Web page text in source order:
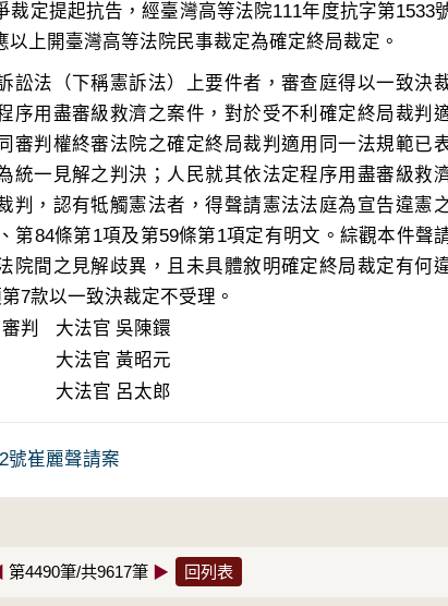
裁定提起抗告，經臺灣高等法院111年度抗字第1533
訟法（下稱憲訴法）上要件者，審查庭得以一致決
序用盡審級救濟之案件，對於受不利確定終局裁判
審判權終審法院之確定終局裁判適用同一法規範已
統一見解之判決；人民就其依法定程序用盡審級救
判，認有牴觸憲法者，得聲請憲法法庭為宣告違憲
第84條第1項及第59條第1項定有明文。綜觀本件聲
院間之見解歧異，且未具體敘明確定終局裁定有何
7款以一致決裁定不受理。
判
大法官 吳陳鐶
大法官 黃昭元
大法官 呂太郎
號崔麗聲請案
第4490筆/共9617筆 ▶ 回列表